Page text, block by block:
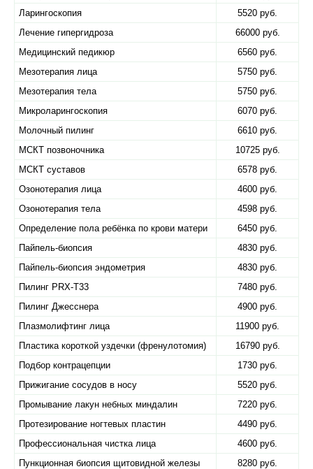
Ларингоскопия
5520 руб.
Лечение гипергидроза
66000 руб.
Медицинский педикюр
6560 руб.
Мезотерапия лица
5750 руб.
Мезотерапия тела
5750 руб.
Микроларингоскопия
6070 руб.
Молочный пилинг
6610 руб.
МСКТ позвоночника
10725 руб.
МСКТ суставов
6578 руб.
Озонотерапия лица
4600 руб.
Озонотерапия тела
4598 руб.
Определение пола ребёнка по крови матери
6450 руб.
Пайпель-биопсия
4830 руб.
Пайпель-биопсия эндометрия
4830 руб.
Пилинг PRX-T33
7480 руб.
Пилинг Джесснера
4900 руб.
Плазмолифтинг лица
11900 руб.
Пластика короткой уздечки (френулотомия)
16790 руб.
Подбор контрацепции
1730 руб.
Прижигание сосудов в носу
5520 руб.
Промывание лакун небных миндалин
7220 руб.
Протезирование ногтевых пластин
4490 руб.
Профессиональная чистка лица
4600 руб.
Пункционная биопсия щитовидной железы
8280 руб.